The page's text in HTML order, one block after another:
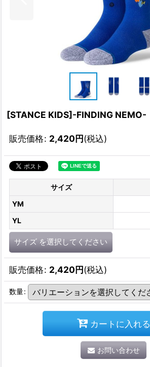
[STANCE KIDS]-FINDING NEMO-
販売価格: 2,420円(税込)
サイズ
YM
YL
サイズ を選択してください
販売価格: 2,420円(税込)
数量:
カートに入れる
お問い合わせ